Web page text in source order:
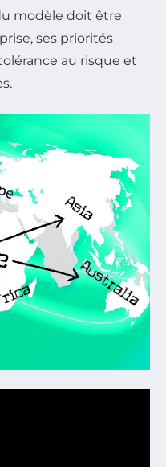
modèle doit être
ses priorités
au risque et